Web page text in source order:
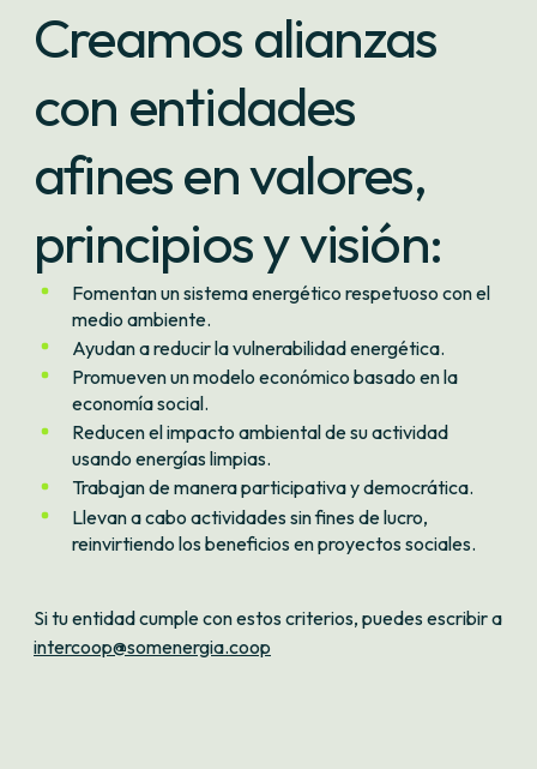
Creamos alianzas
con entidades
afines en valores,
principios y visión:
Fomentan un sistema energético respetuoso con el
medio ambiente.
Ayudan a reducir la vulnerabilidad energética.
Promueven un modelo económico basado en la
economía social.
Reducen el impacto ambiental de su actividad
usando energías limpias.
Trabajan de manera participativa y democrática.
Llevan a cabo actividades sin fines de lucro,
reinvirtiendo los beneficios en proyectos sociales.
Si tu entidad cumple con estos criterios, puedes escribir a
intercoop@somenergia.coop